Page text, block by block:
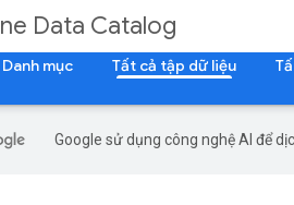
Data Catalog
Danh mục Tất cả tập dữ liệu
Google sử dụng công nghệ AI để